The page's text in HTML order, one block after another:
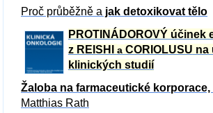
Proč průběžně a jak detoxikovat tělo
PROTINÁDOROVÝ účinek
z REISHI a CORIOLUSU na
klinických studií
Žaloba na farmaceutické korporace,
Matthias Rath